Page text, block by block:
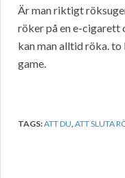
Är man riktigt
röker på en e-cigarett
kan man alltid röka. to
game.
TAGS:ATT DU,ATT SLUTA